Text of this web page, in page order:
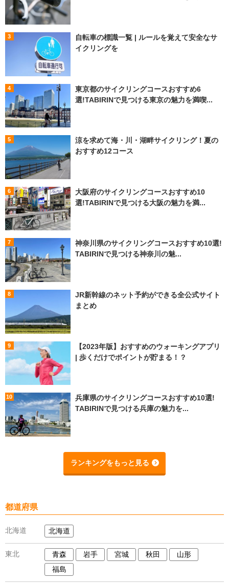
自転車の標識一覧 | ルールを覚えて安全なサ
イクリングを
東京都のサイクリングコースおすすめ6
選!TABIRINで見つける東京の魅力を満喫...
涼を求めて海・川・湖畔サイクリング！夏の
おすすめ12コース
大阪府のサイクリングコースおすすめ10
選!TABIRINで見つける大阪の魅力を満...
神奈川県のサイクリングコースおすすめ10選!
TABIRINで見つける神奈川の魅...
JR新幹線のネット予約ができる全公式サイト
まとめ
【2023年版】おすすめのウォーキングアプリ
| 歩くだけでポイントが貯まる！？
兵庫県のサイクリングコースおすすめ10選!
TABIRINで見つける兵庫の魅力を...
ランキングをもっと見る
都道府県
北海道 北海道
東北 青森 岩手 宮城 秋田
山形
福島